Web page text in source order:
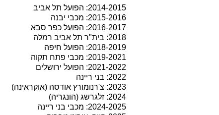
2014-2015: הפועל תל אביב
2015-2016: מכבי יבנה
2016-2017: הפועל כפר סבא
2018: בית"ר תל אביב רמלה
2018-2019: הפועל חיפה
2019-2021: מכבי פתח תקוה
2021-2022: הפועל ירושלים
2022: בני ריינה
2023: צ'רנומורץ אודסה (אוקראינה)
2024: זלגרשג (הונגריה)
2024-2025: מכבי בני ריינה